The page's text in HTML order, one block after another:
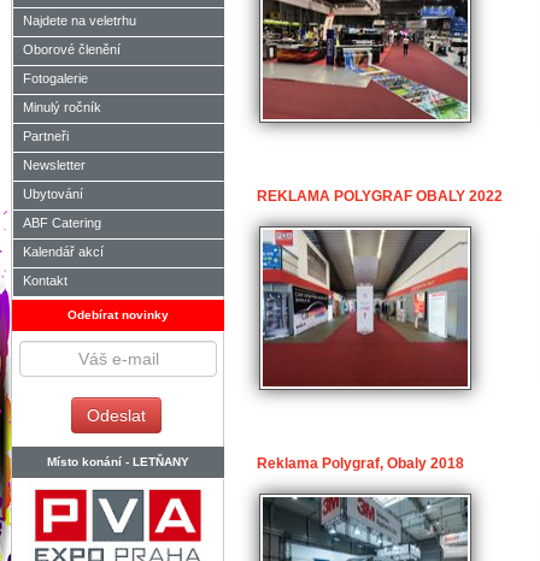
Najdete na veletrhu
Oborové členění
Fotogalerie
Minulý ročník
Partneři
Newsletter
Ubytování
ABF Catering
Kalendář akcí
Kontakt
Odebírat novinky
Místo konání - LETŇANY
REKLAMA POLYGRAF OBALY 2022
Reklama Polygraf, Obaly 2018